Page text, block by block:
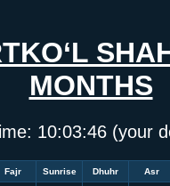
MONTHS
10:03:47(your
Fajr Sunrise Dhuhr Asr